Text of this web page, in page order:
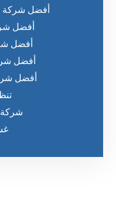
أفضل شركة
أفضل
أفضل
أفضل
أفضل
شركة